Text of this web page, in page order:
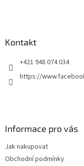
Kontakt
+421 948 074 034
https://
Informace pro vás
Jak nakupovat
Obchodní podmínky